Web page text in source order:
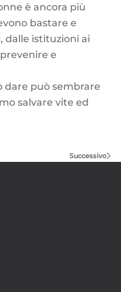
è ancora più
bastare e
dalle istituzioni ai
e
dare può sembrare
salvare vite ed
Successivo